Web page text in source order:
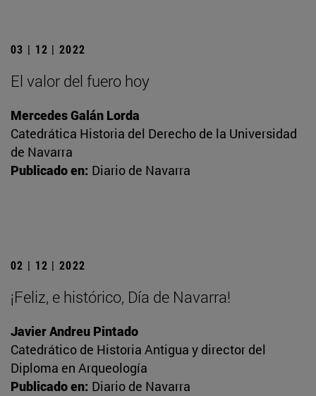
03 | 12 | 2022
El valor del fuero hoy
Mercedes Galán Lorda
Catedrática Historia del Derecho de la Universidad
de Navarra
Publicado en: Diario de Navarra
02 | 12 | 2022
¡Feliz, e histórico, Día de Navarra!
Javier Andreu Pintado
Catedrático de Historia Antigua y director del
Diploma en Arqueología
Publicado en: Diario de Navarra